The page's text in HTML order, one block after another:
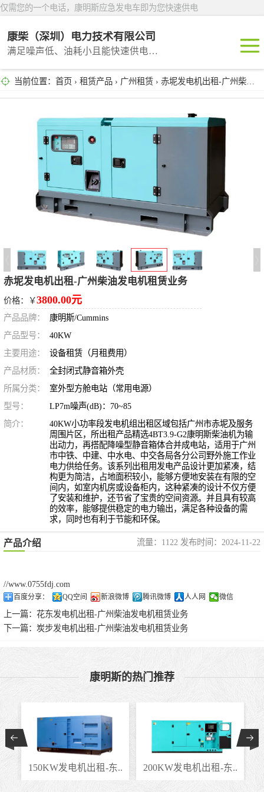
仅需您的一个电话，康明斯应急发电车即为您快速供电
康柴（深圳）电力技术有限公司
满足噪声低、油耗小且能快速供电的租赁产品
当前位置： 首页 › 租赁产品 › 广州租赁 › 赤坭发电机出租-广州柴油发电机租赁业务
赤坭发电机出租-广州柴油发电机租赁业务
价格：￥3800.00元
产品品牌：
康明斯/Cummins
产品型号：
40KW
主要用途：
设备租赁（月租费用）
产品材质：
全封闭式静音箱外壳
所属分类：
室外型方舱电站（常用电源）
型号：
LP7m噪声(dB)：70~85
简介：
40KW小功率段发电机组出租区域包括广州市赤坭及服务
周围片区，所出租产品精选4BT3.9-G2康明斯柴油机为输
出动力，再搭配降噪型静音箱体合并成电站，适用于广州
市中铁、中建、中水电、中交各局各分公司野外施工作业
电力供给任务。该系列出租用发电产品设计更加紧凑，结
构更为简洁，占地面积较小，能够方便地安装在有限的空
间内，如室内机房或设备柜内，这种紧凑的设计不仅方便
了安装和维护，还节省了宝贵的空间资源。并且具有较高
的效率，能够提供稳定的电力输出，满足各种设备的需
求，同时也有利于节能和环保。
产品介绍 流量：1122 发布时间：2024-11-22
//www.0755fdj.com
百度分享： QQ空间 新浪微博 腾讯微博 人人网 微信
上一篇： 花东发电机出租-广州柴油发电机租赁业务
下一篇： 炭步发电机出租-广州柴油发电机租赁业务
康明斯的热门推荐
.. 200KW发电机出租-东.. 长安发电机租赁-东莞..
深圳租赁
广州租赁
惠州租赁
汕头租赁